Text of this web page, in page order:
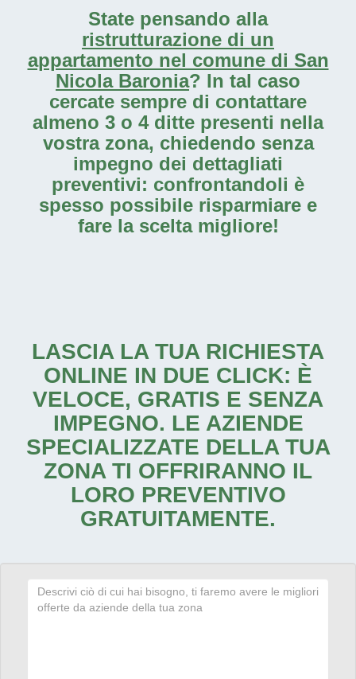
State pensando alla
ristrutturazione di un
appartamento nel comune di San
Nicola Baronia? In tal caso
cercate sempre di contattare
almeno 3 o 4 ditte presenti nella
vostra zona, chiedendo senza
impegno dei dettagliati
preventivi: confrontandoli è
spesso possibile risparmiare e
fare la scelta migliore!
LASCIA LA TUA RICHIESTA
ONLINE IN DUE CLICK: È
VELOCE, GRATIS E SENZA
IMPEGNO. LE AZIENDE
SPECIALIZZATE DELLA TUA
ZONA TI OFFRIRANNO IL
LORO PREVENTIVO
GRATUITAMENTE.